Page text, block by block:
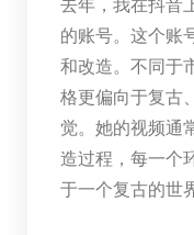
去年，我在抖音
的账号。这个账
和改造。不同于
格更偏向于复古
觉。她的视频通
造过程，每一个
于一个复古的世